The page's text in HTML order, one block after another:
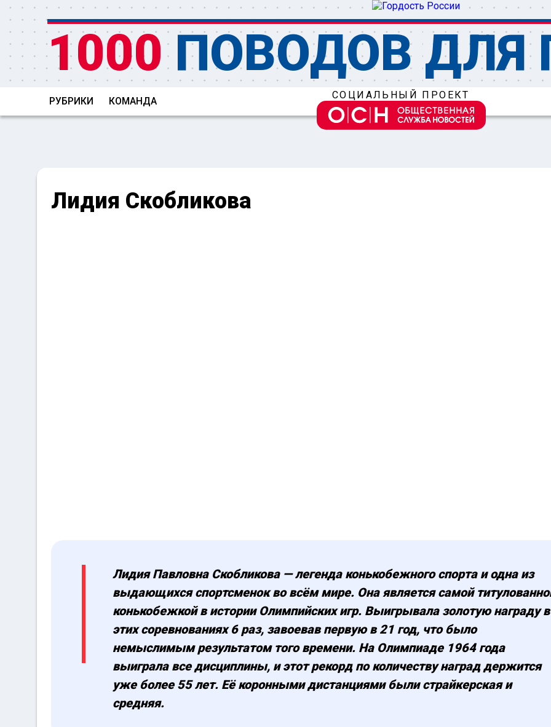
1000ПОВОДОВ ДЛЯ
РУБРИКИ КОМАНДА
СОЦИАЛЬНЫЙ ПРОЕКТ
Лидия Скобликова
Лидия Павловна Скобликова — легенда конькобежного спорта и одна из
выдающихся спортсменок во всём мире. Она является самой
конькобежкой в истории Олимпийских игр. Выигрывала золотую награду в
этих соревнованиях 6 раз, завоевав первую в 21 год, что было
немыслимым результатом того времени. На Олимпиаде 1964 года
выиграла все дисциплины, и этот рекорд по количеству наград держится
уже более 55 лет. Её коронными дистанциями были страйкерская и
средняя.